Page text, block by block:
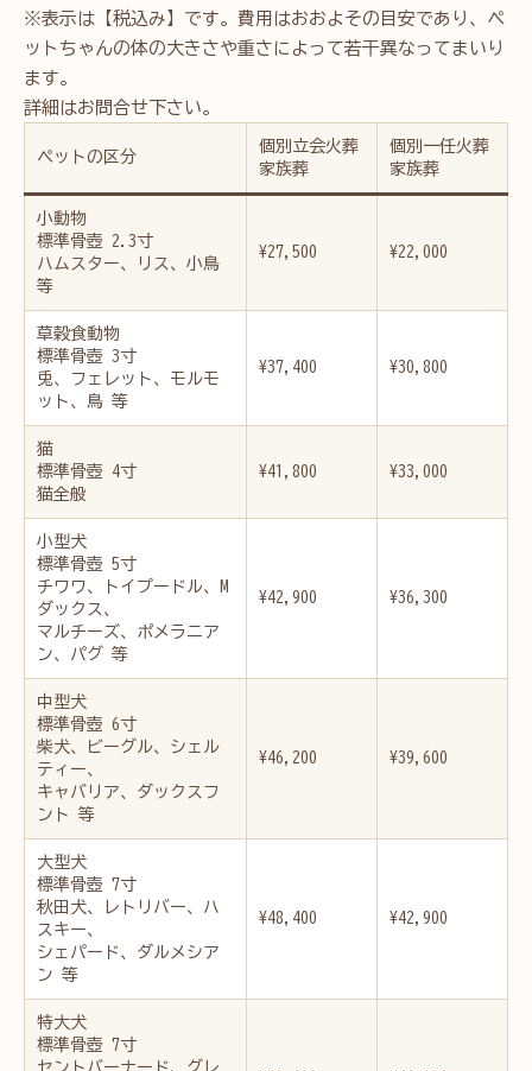
※表示は【税込み】です。費用はおおよその目安であり、ペ
ットちゃんの体の大きさや重さによって若干異なってまいり
ます。
詳細はお問合せ下さい。
ペットの区分
個別立会火葬
家族葬
個別一任火葬
家族葬
小動物
標準骨壺 2.3寸
ハムスター、リス、小鳥
等
¥27,500 ¥22,000
草穀食動物
標準骨壺 3寸
兎、フェレット、モルモ
ット、鳥 等
¥37,400 ¥30,800
猫
標準骨壺 4寸
猫全般
¥41,800 ¥33,000
小型犬
標準骨壺 5寸
チワワ、トイプードル、M
ダックス、
マルチーズ、ポメラニア
ン、パグ 等
¥42,900 ¥36,300
中型犬
標準骨壺 6寸
柴犬、ビーグル、シェル
ティー、
キャバリア、ダックスフ
ント 等
¥46,200 ¥39,600
大型犬
標準骨壺 7寸
秋田犬、レトリバー、ハ
スキー、
シェパード、ダルメシア
ン 等
¥48,400 ¥42,900
特大犬
標準骨壺 7寸
セントバーナード、グレ